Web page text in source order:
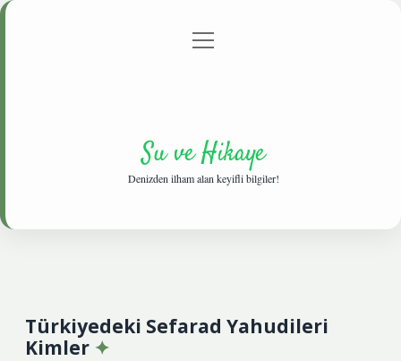
Gizlilik Politikası
menüyü
Su ve Hikaye
Denizden ilham alan keyifli bilgiler!
Türkiyedeki Sefarad Yahudileri
Kimler